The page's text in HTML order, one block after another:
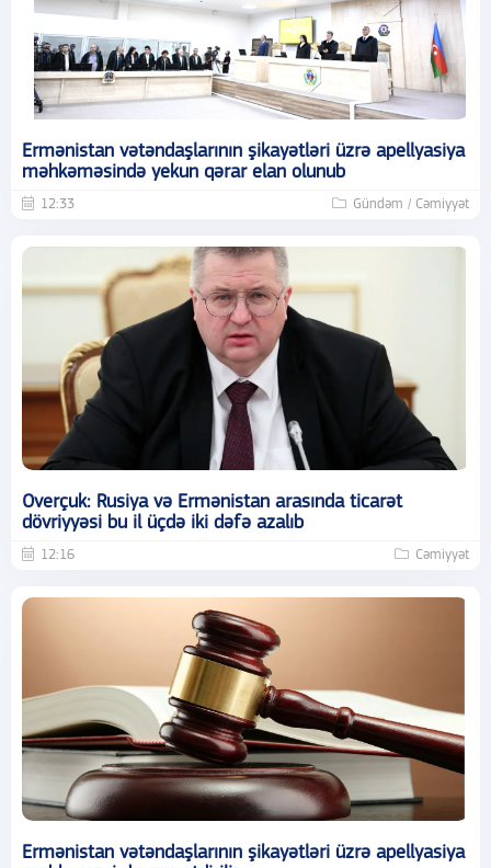
Ermənistan vətəndaşlarının şikayətləri üzrə apellyasiya
məhkəməsində yekun qərar elan olunub
12:33 Gündəm / Cəmiyyət
Overçuk: Rusiya və Ermənistan arasında ticarət
dövriyyəsi bu il üçdə iki dəfə azalıb
12:16 Cəmiyyət
Ermənistan vətəndaşlarının şikayətləri üzrə apellyasiya